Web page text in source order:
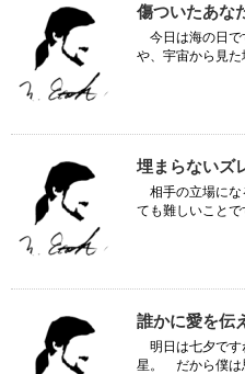
傷ついたあな
今日は海の日
や、宇宙から見
埋まらないズ
相手の立場にな
ても難しいこと
誰かに愛を伝
明日は七夕です
星。 だから僕は